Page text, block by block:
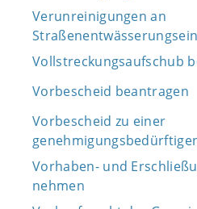
Verunreinigungen an
Vollstreckungsaufschub
Vorbescheid beantragen
Vorbescheid zu einer
Vorhaben- und
nehmen